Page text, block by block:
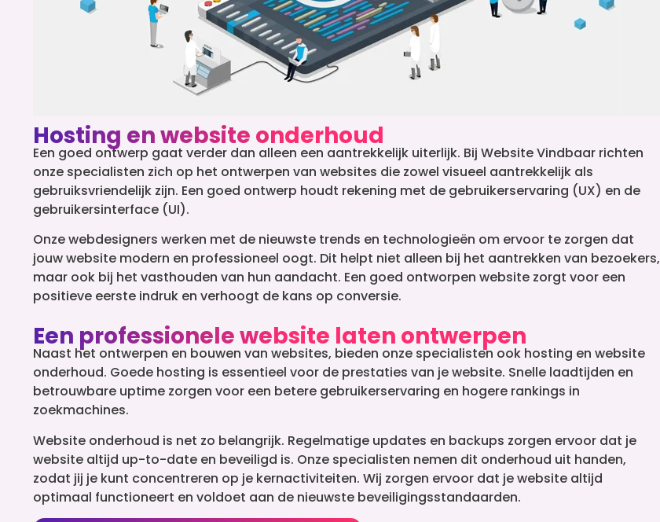
Hosting en website onderhoud
Een goed ontwerp gaat verder dan alleen een aantrekkelijk uiterlijk. Bij Website Vindbaar richten
onze specialisten zich op het ontwerpen van websites die zowel visueel aantrekkelijk als
gebruiksvriendelijk zijn. Een goed ontwerp houdt rekening met de gebruikerservaring (UX) en de
gebruikersinterface (UI).
Onze webdesigners werken met de nieuwste trends en technologieën om ervoor te zorgen dat
jouw website modern en professioneel oogt. Dit helpt niet alleen bij het aantrekken van bezoekers,
maar ook bij het vasthouden van hun aandacht. Een goed ontworpen website zorgt voor een
positieve eerste indruk en verhoogt de kans op conversie.
Een professionele website laten ontwerpen
Naast het ontwerpen en bouwen van websites, bieden onze specialisten ook hosting en website
onderhoud. Goede hosting is essentieel voor de prestaties van je website. Snelle laadtijden en
betrouwbare uptime zorgen voor een betere gebruikerservaring en hogere rankings in
zoekmachines.
Website onderhoud is net zo belangrijk. Regelmatige updates en backups zorgen ervoor dat je
website altijd up-to-date en beveiligd is. Onze specialisten nemen dit onderhoud uit handen,
zodat jij je kunt concentreren op je kernactiviteiten. Wij zorgen ervoor dat je website altijd
optimaal functioneert en voldoet aan de nieuwste beveiligingsstandaarden.